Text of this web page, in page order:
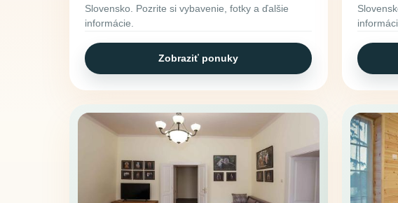
Slovensko. Pozrite si vybavenie, fotky a ďalšie
informácie.
Zobraziť ponuky